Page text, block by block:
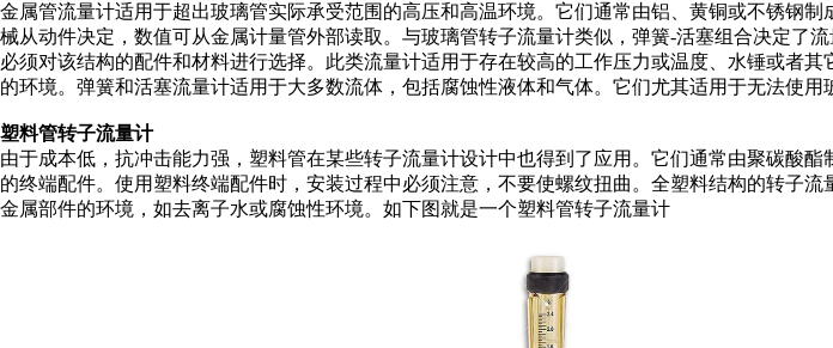
金属管流量计适用于超出玻璃管实际承受范围的高压和高温环境。它们通常由铝、黄铜或不锈钢制
械从动件决定，数值可从金属计量管外部读取。与玻璃管转子流量计类似，弹簧-活塞组合决定了流
必须对该结构的配件和材料进行选择。此类流量计适用于存在较高的工作压力或温度、水锤或者其
的环境。弹簧和活塞流量计适用于大多数流体，包括腐蚀性液体和气体。它们尤其适用于无法使用
塑料管转子流量计
由于成本低，抗冲击能力强，塑料管在某些转子流量计设计中也得到了应用。它们通常由聚碳酸酯
的终端配件。使用塑料终端配件时，安装过程中必须注意，不要使螺纹扭曲。全塑料结构的转子流
金属部件的环境，如去离子水或腐蚀性环境。如下图就是一个塑料管转子流量计